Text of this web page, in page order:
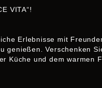
VITA“!
Erlebnisse mit
Verschenken
Küche und dem warmen